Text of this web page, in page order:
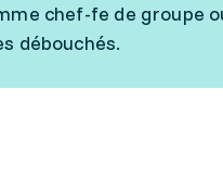
chef-fe de groupe
débouchés.